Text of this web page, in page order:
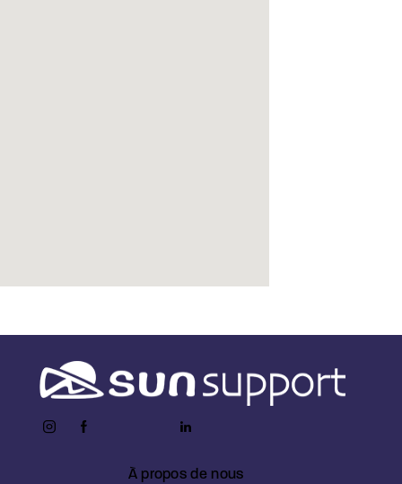
instagramfacebook- youtube2
linkedin
À propos de nous